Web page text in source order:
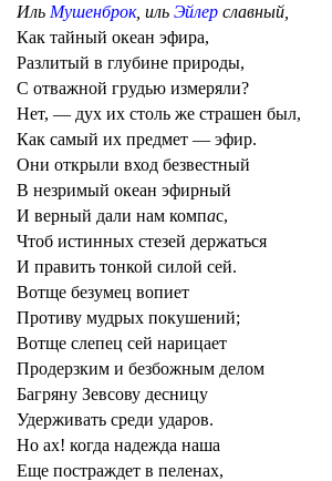
Иль Мушенброк, иль Эйлер славный,
Как тайный океан эфира,
Разлитый в глубине природы,
С отважной грудью измеряли?
Нет, — дух их столь же страшен был,
Как самый их предмет — эфир.
Они открыли вход безвестный
В незримый океан эфирный
И верный дали нам компас,
Чтоб истинных стезей держаться
И править тонкой силой сей.
Вотще безумец вопиет
Противу мудрых покушений;
Вотще слепец сей нарицает
Продерзким и безбожным делом
Багряну Зевсову десницу
Удерживать среди ударов.
Но ах! когда надежда наша
Еще постраждет в пеленах,